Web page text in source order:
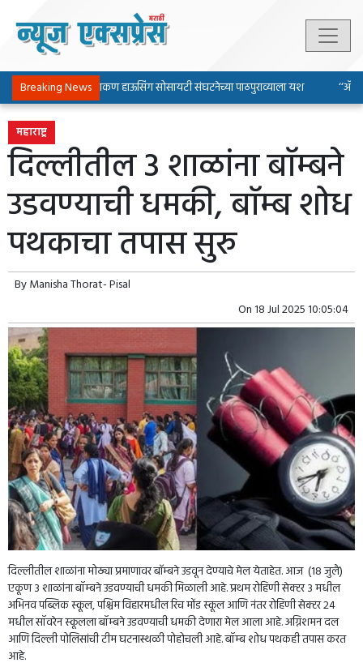
Breaking News
पिंपरी-चिंचवड चाकण हाऊसिंग सोसायटी संघटनेच्या पाठपुराव्याला यश
महाराष्ट्र
दिल्लीतील 3 शाळांना बाॅम्बने
उडवण्याची धमकी, बाॅम्ब शोध
पथकाचा तपास सुरु
ByManisha Thorat- Pisal
On18 Jul 2025 10:05:04
दिल्लीतील शाळांना मोठ्या प्रमाणावर बाॅम्बने उडवून देण्याचे मेल येताहेत. आज (18 जुलै)
एकूण 3 शाळांना बॉम्बने उडवण्याची धमकी मिळाली आहे. प्रथम रोहिणी सेक्टर 3 मधील
अभिनव पब्लिक स्कूल, पश्चिम विहारमधील रिच मोंड स्कूल आणि नंतर रोहिणी सेक्टर 24
मधील सॉवरेन स्कूलला बॉम्बने उडवण्याची धमकी देणारा मेल आला आहे. अग्निशमन दल
आणि दिल्ली पोलिसांची टीम घटनास्थळी पोहोचली आहे. बॉम्ब शोध पथकही तपास करत
आहे.